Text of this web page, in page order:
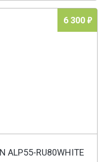
6 300
ALP55-RU80WHITE